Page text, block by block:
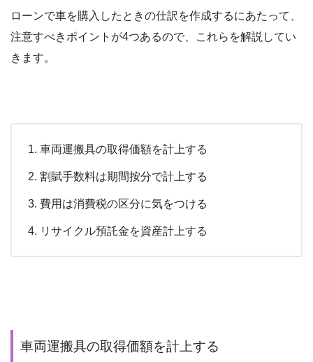
ローンで車を購入したときの仕訳を作成するにあたって、
注意すべきポイントが4つあるので、これらを解説してい
きます。
車両運搬具の取得価額を計上する
割賦手数料は期間按分で計上する
費用は消費税の区分に気をつける
リサイクル預託金を資産計上する
車両運搬具の取得価額を計上する